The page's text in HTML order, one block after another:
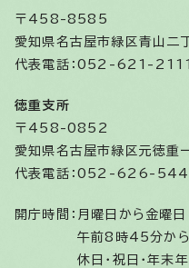
〒458-8585
愛知県名古屋市緑区青山二
代表電話：052-621-2111
徳重支所
〒458-0852
愛知県名古屋市緑区元徳重
代表電話：052-626-
開庁時間： 月曜日から金曜日
午前8時45分か
休日・祝日・年末